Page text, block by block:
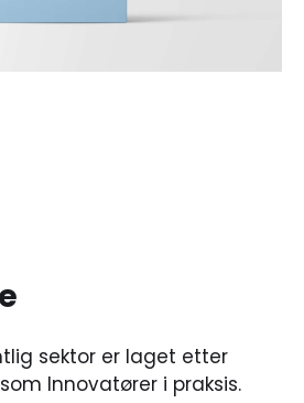
sektor er laget etter
Innovatører i praksis.